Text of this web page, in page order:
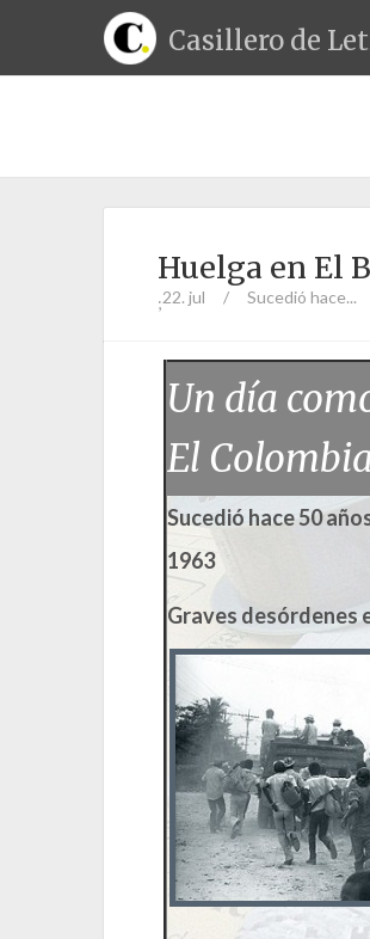
Casillero de
Huelga en El
;22. jul / Sucedió hace...
Un día
El
Sucedió hace 50
1963
Graves desórdenes